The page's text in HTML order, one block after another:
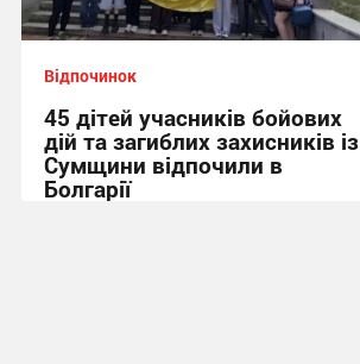
Відпочинок
45 дітей учасників бойових
дій та загиблих захисників із
Сумщини відпочили в
Болгарії